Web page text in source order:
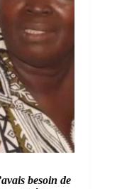
besoin de